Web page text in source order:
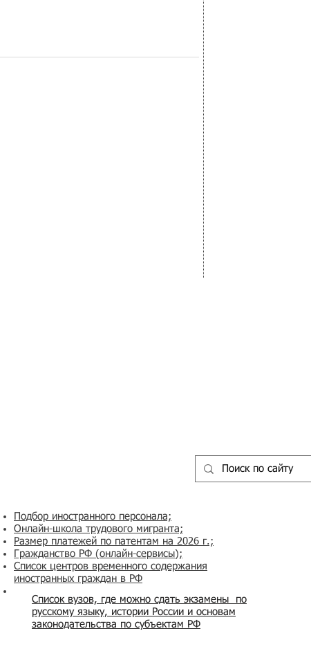
Список вузов, где можно сдать экзамены по
русскому языку, истории России и основам
законодательства по субъектам РФ
Подбор иностранного персонала;
Онлайн-школа трудового мигранта;
Размер платежей по патентам на 2026 г.;
Гражданство РФ (онлайн-сервисы);
Список центров временного содержания
иностранных граждан в РФ